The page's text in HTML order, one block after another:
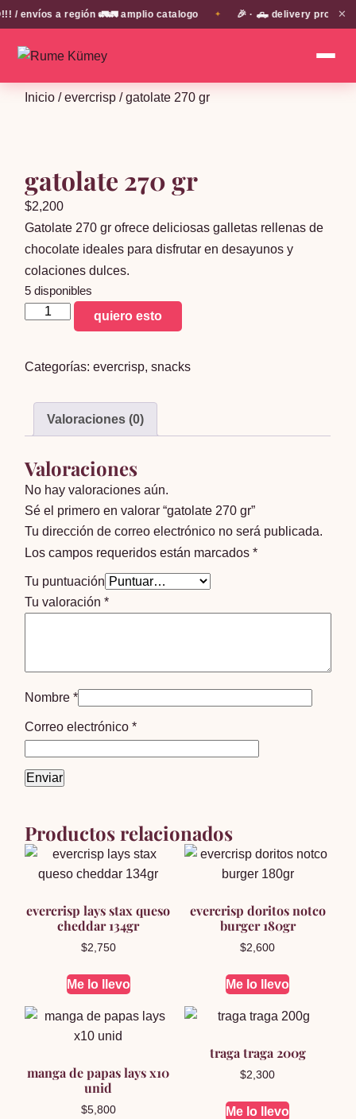
envíos a región 🚛🚛 amplio catalogo 🎉 · 🛻 delivery propio en
✕
Inicio /evercrisp / gatolate 270 gr
gatolate 270 gr
$2,200
Gatolate 270 gr ofrece deliciosas galletas rellenas de
chocolate ideales para disfrutar en desayunos y
colaciones dulces.
5 disponibles
gatolate
cantidad
quiero esto
Categorías:evercrisp,snacks
Valoraciones (0)
Valoraciones
No hay valoraciones aún.
Sé el primero en valorar “gatolate 270 gr”
Tu dirección de correo electrónico no será publicada.
Los campos requeridos están marcados*
Tu puntuación
Tu valoración*
Nombre*
Correo electrónico*
Productos relacionados
evercrisp lays stax queso
cheddar 134gr
$2,750
Me lo llevo
evercrisp doritos notco
burger 180gr
$2,600
Me lo llevo
manga de papas lays x10
unid
$5,800
traga traga 200g
$2,300
Me lo llevo